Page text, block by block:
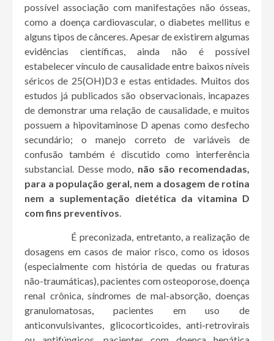
possível associação com manifestações não ósseas,
como a doença cardiovascular, o diabetes mellitus e
alguns tipos de cânceres. Apesar de existirem algumas
evidências científicas, ainda não é possível
estabelecer vínculo de causalidade entre baixos níveis
séricos de 25(OH)D3 e estas entidades. Muitos dos
estudos já publicados são observacionais, incapazes
de demonstrar uma relação de causalidade, e muitos
possuem a hipovitaminose D apenas como desfecho
secundário; o manejo correto de variáveis de
confusão também é discutido como interferência
substancial. Desse modo, não são recomendadas,
para a população geral, nem a dosagem de rotina
nem a suplementação dietética da vitamina D
com fins preventivos.
É preconizada, entretanto, a realização de
dosagens em casos de maior risco, como os idosos
(especialmente com história de quedas ou fraturas
não-traumáticas), pacientes com osteoporose, doença
renal crônica, síndromes de mal-absorção, doenças
granulomatosas, pacientes em uso de
anticonvulsivantes, glicocorticoides, anti-retrovirais